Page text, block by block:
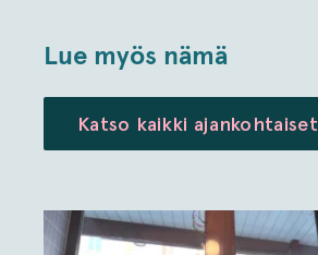
Lue myös nämä
Katso kaikki ajankohtaiset